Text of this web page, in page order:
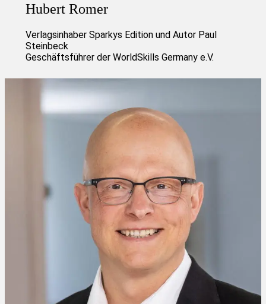
Hubert Romer
Verlagsinhaber Sparkys Edition und Autor Paul
Steinbeck
Geschäftsführer der WorldSkills Germany e.V.